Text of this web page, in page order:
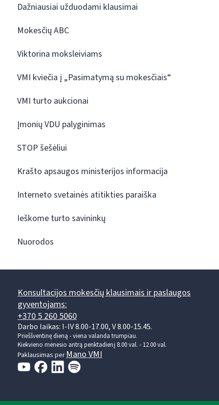
Dažniausiai užduodami klausimai
Mokesčių ABC
Viktorina moksleiviams
VMI kviečia į „Pasimatymą su mokesčiais“
VMI turto aukcionai
Įmonių VDU palyginimas
STOP šešėliui
Krašto apsaugos ministerijos informacija
Interneto svetainės atitikties paraiška
Ieškome turto savininkų
Nuorodos
Konsultacijos mokesčių klausimais ir paslaugos
gyventojams:
+370 5 260 5060
Darbo laikas: I-IV 8.00-17.00, V 8.00-15.45.
Prieššventinę dieną - viena valanda trumpiau.
Kiekvieno mėnesio antrą penktadienį 8.00 val. - 12.00 val.
Paklausimas per Mano VMI